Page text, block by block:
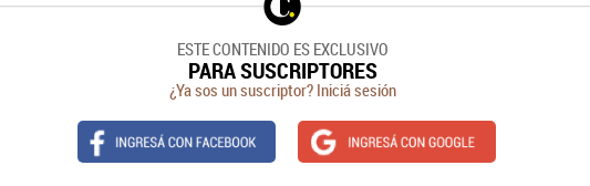
ESTE CONTENIDO ES EXCLUSIVO
PARA SUSCRIPTORES
¿Ya sos un suscriptor? Iniciá sesión